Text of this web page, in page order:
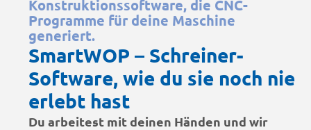
Konstruktionssoftware, die CNC-
Programme für deine Maschine
generiert.
SmartWOP – Schreiner-
Software, wie du sie noch nie
erlebt hast
Du arbeitest mit deinen Händen und wir